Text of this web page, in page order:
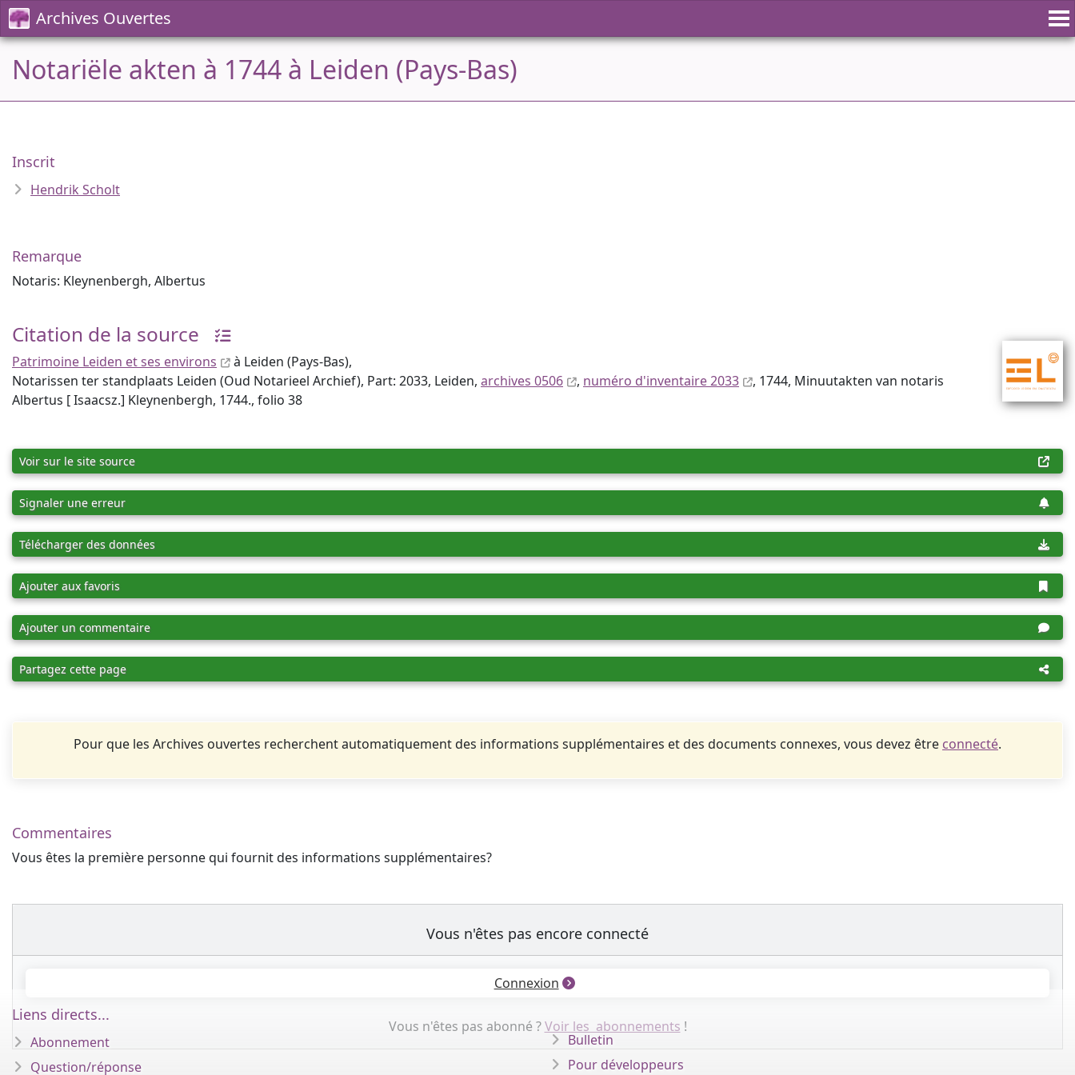
Archives Ouvertes
Notariële akten à 1744 à Leiden (Pays-Bas)
Inscrit
Hendrik Scholt
Remarque
Notaris: Kleynenbergh, Albertus
Citation de la source
Patrimoine Leiden et ses environs
à Leiden (Pays-Bas),
Notarissen ter standplaats Leiden (Oud Notarieel Archief), Part: 2033, Leiden, archives 0506 , numéro d'inventaire 2033
, 1744, Minuutakten van notaris
Albertus [ Isaacsz.] Kleynenbergh, 1744., folio 38
Voir sur le site source
Signaler une erreur
Télécharger des données
Ajouter aux favoris
Ajouter un commentaire
Partagez cette page
Pour que les Archives ouvertes recherchent automatiquement des informations supplémentaires et des documents connexes, vous devez être connecté.
Commentaires
Vous êtes la première personne qui fournit des informations supplémentaires?
Vous n'êtes pas encore connecté
Connexion
Vous n'êtes pas abonné ?Voir les abonnements !
Liens directs...
Abonnement
Question/réponse
Bulletin
Pour développeurs